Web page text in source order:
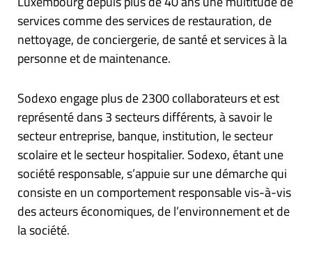
services comme des services de restauration, de
nettoyage, de conciergerie, de santé et services à la
personne et de maintenance.
Sodexo engage plus de 2300 collaborateurs et est
représenté dans 3 secteurs différents, à savoir le
secteur entreprise, banque, institution, le secteur
scolaire et le secteur hospitalier. Sodexo, étant une
société responsable, s’appuie sur une démarche qui
consiste en un comportement responsable vis-à-vis
des acteurs économiques, de l’environnement et de
la société.